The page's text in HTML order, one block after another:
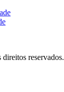
reservados.